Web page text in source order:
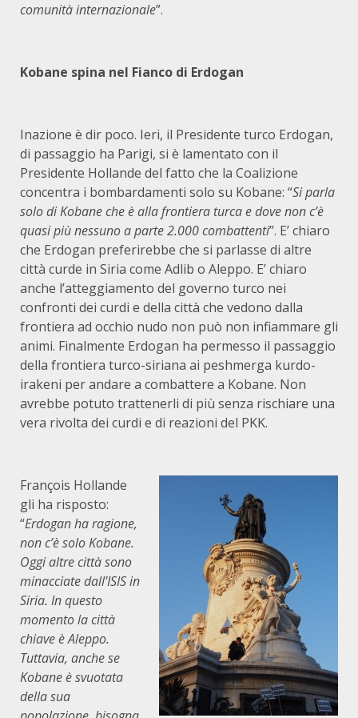
comunità internazionale”.
Kobane spina nel Fianco di Erdogan
Inazione è dir poco. Ieri, il Presidente turco Erdogan,
di passaggio ha Parigi, si è lamentato con il
Presidente Hollande del fatto che la Coalizione
concentra i bombardamenti solo su Kobane: “Si parla
solo di Kobane che è alla frontiera turca e dove non c’è
quasi più nessuno a parte 2.000 combattenti”. E’ chiaro
che Erdogan preferirebbe che si parlasse di altre
città curde in Siria come Adlib o Aleppo. E’ chiaro
anche l’atteggiamento del governo turco nei
confronti dei curdi e della città che vedono dalla
frontiera ad occhio nudo non può non infiammare gli
animi. Finalmente Erdogan ha permesso il passaggio
della frontiera turco-siriana ai peshmerga kurdo-
irakeni per andare a combattere a Kobane. Non
avrebbe potuto trattenerli di più senza rischiare una
vera rivolta dei curdi e di reazioni del PKK.
François Hollande
gli ha risposto:
“Erdogan ha ragione,
non c’è solo Kobane.
Oggi altre città sono
minacciate dall’ISIS in
Siria. In questo
momento la città
chiave è Aleppo.
Tuttavia, anche se
Kobane è svuotata
della sua